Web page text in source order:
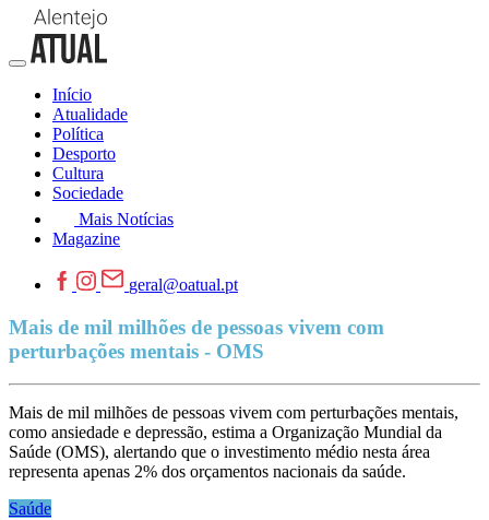
Início
Atualidade
Política
Desporto
Cultura
Sociedade
Mais Notícias
Magazine
geral@oatual.pt
Mais de mil milhões de pessoas vivem com
perturbações mentais - OMS
Mais de mil milhões de pessoas vivem com perturbações mentais,
como ansiedade e depressão, estima a Organização Mundial da
Saúde (OMS), alertando que o investimento médio nesta área
representa apenas 2% dos orçamentos nacionais da saúde.
Saúde